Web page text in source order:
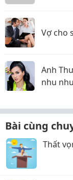
Vợ cho
Anh
nhu
Bài cùng
Thất